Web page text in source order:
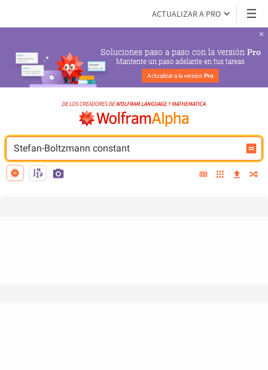
ACTUALIZAR A PRO
Soluciones paso a paso con la versión Pro
Mantente un paso adelante en tus tareas
Actualizar a la versión Pro
Stefan-Boltzmann constant